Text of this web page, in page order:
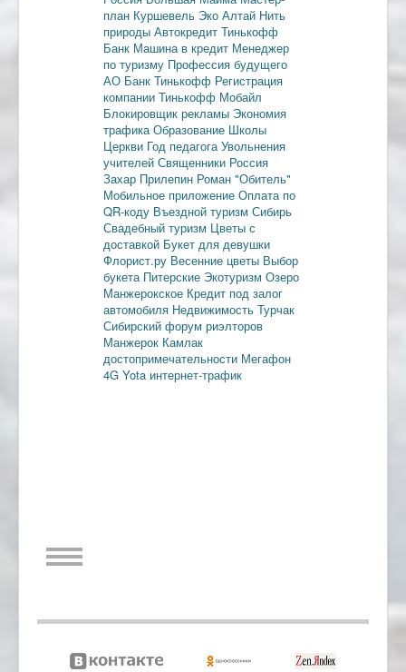
план Куршевель Эко Алтай Нить
природы Автокредит Тинькофф
Банк Машина в кредит Менеджер
по туризму Профессия будущего
АО Банк Тинькофф Регистрация
компании Тинькофф Мобайл
Блокировщик рекламы Экономия
трафикаОбразование Школы
Церкви Год педагогаУвольнения
учителей Священники Россия
Захар Прилепин Роман "Обитель"
Мобильное приложение Оплата по
QR-коду Въездной туризм Сибирь
Свадебный туризм Цветы с
доставкой Букет для девушки
Флорист.ру Весенние цветы Выбор
букета Питерские Экотуризм Озеро
Манжерокское Кредит под залог
автомобиля Недвижимость Турчак
Сибирский форум риэлторов
Манжерок Камлак
достопримечательности Мегафон
4G Yota интернет-трафик